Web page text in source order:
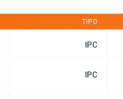
TIPO
IPC
IPC